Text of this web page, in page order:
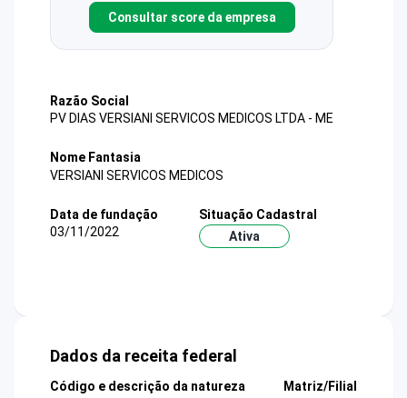
Consultar score da empresa
Razão Social
PV DIAS VERSIANI SERVICOS MEDICOS LTDA - ME
Nome Fantasia
VERSIANI SERVICOS MEDICOS
Data de fundação
03/11/2022
Situação Cadastral
Ativa
Dados da receita federal
Código e descrição da natureza
Matriz/Filial